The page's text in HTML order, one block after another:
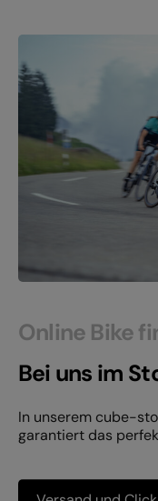
Online Bike
Bei uns im
In unserem cube-
garantiert das